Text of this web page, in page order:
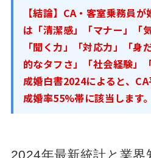
【結論】CA・客室乗務員
は「清潔感」「マナー」「
「聞く力」「対応力」「身
的なタフさ」「社会経験」
成婚白書2024によると、
成婚率55%帯に該当します。
2024年最新統計と業界